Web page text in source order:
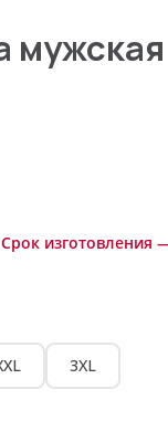
Срок изготовления
3XL